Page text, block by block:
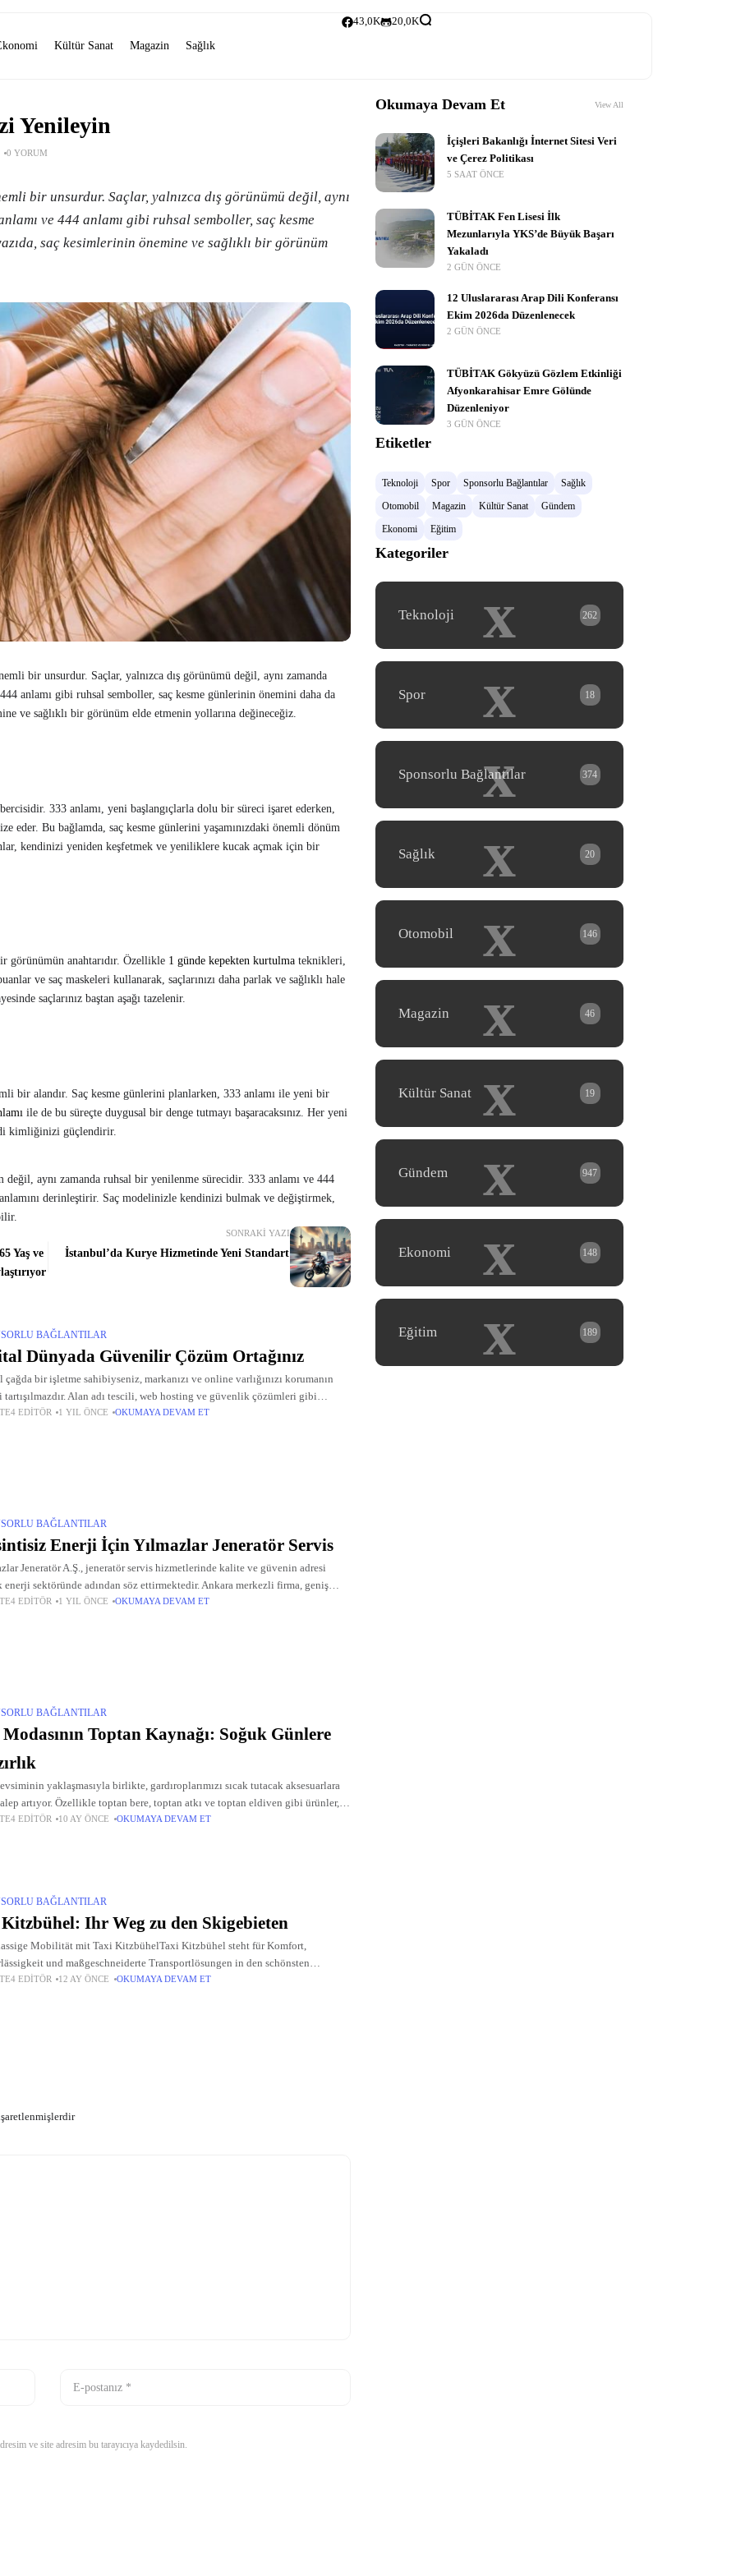
Kültür Sanat Magazin Sağlık
43,0K 20,0K
Yenileyin
0 YORUM
bir unsurdur. Saçlar, yalnızca dış görünümü değil, aynı
ve 444 anlamı gibi ruhsal semboller, saç kesme
saç kesimlerinin önemine ve sağlıklı bir görünüm
bir unsurdur. Saçlar, yalnızca dış görünümü değil, aynı zamanda
anlamı gibi ruhsal semboller, saç kesme günlerinin önemini daha da
ve sağlıklı bir görünüm elde etmenin yollarına değineceğiz.
333 anlamı, yeni başlangıçlarla dolu bir süreci işaret ederken,
eder. Bu bağlamda, saç kesme günlerini yaşamınızdaki önemli dönüm
kendinizi yeniden keşfetmek ve yeniliklere kucak açmak için bir
görünümün anahtarıdır. Özellikle 1 günde kepekten kurtulma teknikleri,
ve saç maskeleri kullanarak, saçlarınızı daha parlak ve sağlıklı hale
saçlarınız baştan aşağı tazelenir.
bir alandır. Saç kesme günlerini planlarken, 333 anlamı ile yeni bir
ile de bu süreçte duygusal bir denge tutmayı başaracaksınız. Her yeni
kimliğinizi güçlendirir.
aynı zamanda ruhsal bir yenilenme sürecidir. 333 anlamı ve 444
derinleştirir. Saç modelinizle kendinizi bulmak ve değiştirmek,
Yaş ve
SONRAKI YAZI
İstanbul’da Kurye Hizmetinde Yeni Standart
BAĞLANTILAR
Dünyada Güvenilir Çözüm Ortağınız
bir işletme sahibiyseniz, markanızı ve online varlığınızı korumanın
tartışılmazdır. Alan adı tescili, web hosting ve güvenlik çözümleri gibi
bu süreçte hayati bir rol oynar. Tescille, bu
EDITÖR 1 YIL ÖNCE OKUMAYA DEVAM ET
BAĞLANTILAR
Enerji İçin Yılmazlar Jeneratör Servis
Jeneratör A.Ş., jeneratör servis hizmetlerinde kalite ve güvenin adresi
enerji sektöründe adından söz ettirmektedir. Ankara merkezli firma, geniş
yelpazesiyle hem bireysel hem de kurumsal müşterilere kesintisiz enerji
EDITÖR 1 YIL ÖNCE OKUMAYA DEVAM ET
BAĞLANTILAR
Modasının Toptan Kaynağı: Soğuk Günlere
yaklaşmasıyla birlikte, gardıroplarımızı sıcak tutacak aksesuarlara
artıyor. Özellikle toptan bere, toptan atkı ve toptan eldiven gibi ürünler,
hem de ticari amaçlı alışverişlerde vazgeçilmez hale
EDITÖR 10 AY ÖNCE OKUMAYA DEVAM ET
BAĞLANTILAR
Ihr Weg zu den Skigebieten
Mobilität mit Taxi KitzbühelTaxi Kitzbühel steht für Komfort,
und maßgeschneiderte Transportlösungen in den schönsten
der Alpen. Ob Sie die Pisten von Alpbach, Kirchberg oder Hintertux
EDITÖR 12 AY ÖNCE OKUMAYA DEVAM ET
ve site adresim bu tarayıcıya kaydedilsin.
Okumaya Devam Et View All
İçişleri Bakanlığı İnternet Sitesi Veri
ve Çerez Politikası
5 SAAT ÖNCE
TÜBİTAK Fen Lisesi İlk
Mezunlarıyla YKS’de Büyük Başarı
Yakaladı
2 GÜN ÖNCE
12 Uluslararası Arap Dili Konferansı
Ekim 2026da Düzenlenecek
2 GÜN ÖNCE
TÜBİTAK Gökyüzü Gözlem Etkinliği
Afyonkarahisar Emre Gölünde
Düzenleniyor
3 GÜN ÖNCE
Etiketler
Teknoloji Spor Sponsorlu Bağlantılar
Sağlık
Otomobil
Magazin Kültür Sanat
Gündem
Ekonomi
Eğitim
Kategoriler
x
Teknoloji 262
x
Spor 18
x
Sponsorlu Bağlantılar 374
x
Sağlık 20
x
Otomobil 146
x
Magazin 46
x
Kültür Sanat 19
x
Gündem 947
x
Ekonomi 148
x
Eğitim 189